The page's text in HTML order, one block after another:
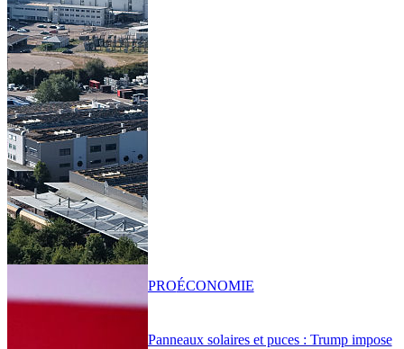
Panneaux solaires et puces : Trump impose
PROÉCONOMIE